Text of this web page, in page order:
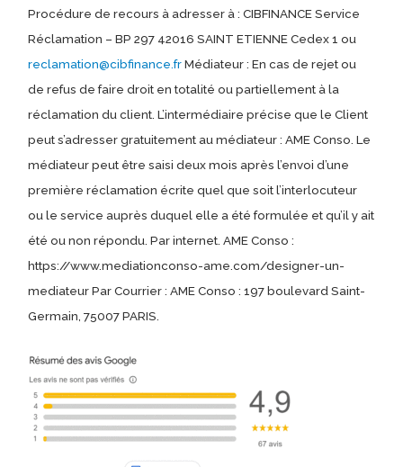
Procédure de recours à adresser à : CIBFINANCE Service
Réclamation – BP 297 42016 SAINT ETIENNE Cedex 1 ou
reclamation@cibfinance.frMédiateur : En cas de rejet ou
de refus de faire droit en totalité ou partiellement à la
réclamation du client. L’intermédiaire précise que le Client
peut s’adresser gratuitement au médiateur : AME Conso. Le
médiateur peut être saisi deux mois après l’envoi d’une
première réclamation écrite quel que soit l’interlocuteur
ou le service auprès duquel elle a été formulée et qu’il y ait
été ou non répondu. Par internet. AME Conso :
https://www.mediationconso-ame.com/designer-un-
mediateur Par Courrier : AME Conso : 197 boulevard Saint-
Germain, 75007 PARIS.